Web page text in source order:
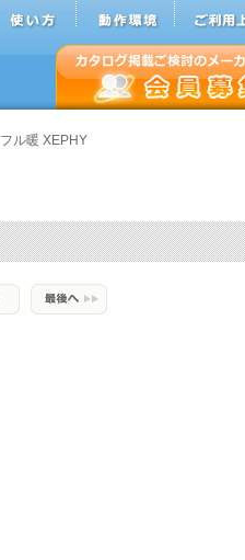
フル暖 XEPHY